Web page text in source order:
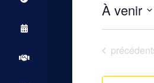
À venir
une